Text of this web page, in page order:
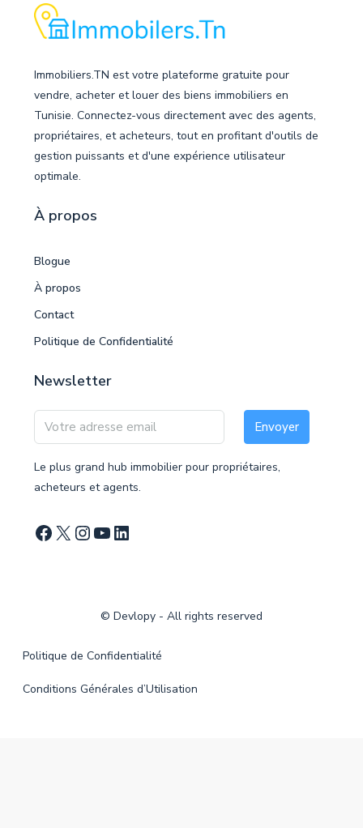
Immobiliers.TN est votre plateforme gratuite pour
vendre, acheter et louer des biens immobiliers en
Tunisie. Connectez-vous directement avec des agents,
propriétaires, et acheteurs, tout en profitant d'outils de
gestion puissants et d'une expérience utilisateur
optimale.
À propos
Blogue
À propos
Contact
Politique de Confidentialité
Newsletter
Envoyer
Le plus grand hub immobilier pour propriétaires,
acheteurs et agents.
© Devlopy - All rights reserved
Politique de Confidentialité
Conditions Générales d’Utilisation